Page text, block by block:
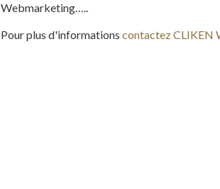
Webmarketing…..
Pour plus d'informationscontactez CLIKEN